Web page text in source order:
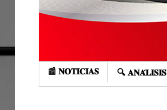
📰 𝐍𝐎𝐓𝐈𝐂𝐈𝐀𝐒 🔍 𝐀𝐍𝐀́𝐋𝐈𝐒𝐈𝐒